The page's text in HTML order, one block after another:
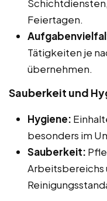
Feiertagen.
Tätigkeiten je
übernehmen.
Sauberkeit und
Hygiene:
besonders im
Sauberkeit:
Arbeitsbereichs